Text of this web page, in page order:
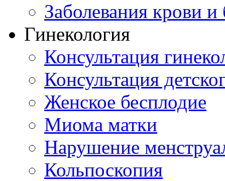
Заболевания крови и
Гинекология
Консультация
Консультация
Женское бесплодие
Миома матки
Нарушение
Кольпоскопия